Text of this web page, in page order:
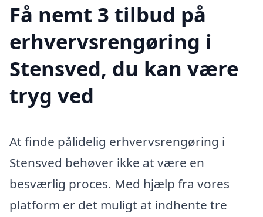
Få nemt 3 tilbud på
erhvervsrengøring i
Stensved, du kan være
tryg ved
At finde pålidelig erhvervsrengøring i
Stensved behøver ikke at være en
besværlig proces. Med hjælp fra vores
platform er det muligt at indhente tre